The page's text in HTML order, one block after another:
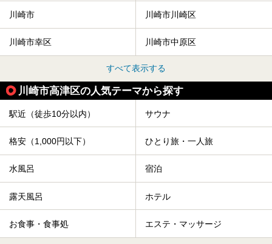
川崎市 川崎市川崎区
川崎市幸区 川崎市中原区
すべて表示する
川崎市高津区の人気テーマから探す
駅近（徒歩10分以内） サウナ
格安（1,000円以下） ひとり旅・一人旅
水風呂 宿泊
露天風呂 ホテル
お食事・食事処 エステ・マッサージ